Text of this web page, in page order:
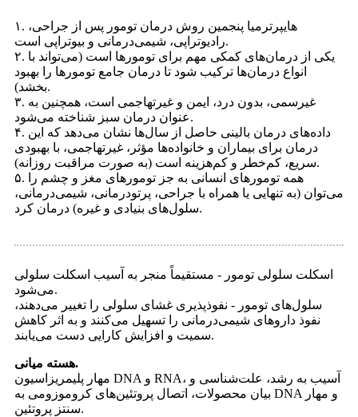
۱. هایپرترمیا پنجمین روش درمان تومور پس از جراحی،
رادیوتراپی، شیمی‌درمانی و بیوتراپی است.
۲. یکی از درمان‌های کمکی مهم برای تومورها است (می‌تواند با
انواع درمان‌ها ترکیب شود تا درمان جامع تومورها را بهبود
بخشد).
۳. غیرسمی، بدون درد، ایمن و غیرتهاجمی است، همچنین به
عنوان درمان سبز شناخته می‌شود.
۴. داده‌های درمان بالینی حاصل از سال‌ها نشان می‌دهد که این
درمان برای بیماران و خانواده‌ها مؤثر، غیرتهاجمی، با بهبودی
سریع، کم‌خطر و کم‌هزینه است (به صورت مراقبت روزانه).
۵. همه تومورهای انسانی به جز تومورهای مغز و چشم را
می‌توان (به تنهایی یا همراه با جراحی، پرتودرمانی، شیمی‌درمانی،
سلول‌های بنیادی و غیره) درمان کرد.
اسکلت سلولی تومور - مستقیماً منجر به آسیب اسکلت سلولی
می‌شود.
سلول‌های تومور - نفوذپذیری غشای سلولی را تغییر می‌دهند،
نفوذ داروهای شیمی‌درمانی را تسهیل می‌کنند و به اثر کاهش
سمیت و افزایش کارایی دست می‌یابند.
هسته میانی.
مهار پلیمریزاسیون DNA و RNA، آسیب به رشد، علت‌شناسی و
بیان محصولات، اتصال پروتئین‌های کروموزومی به DNA و مهار
سنتز پروتئین.